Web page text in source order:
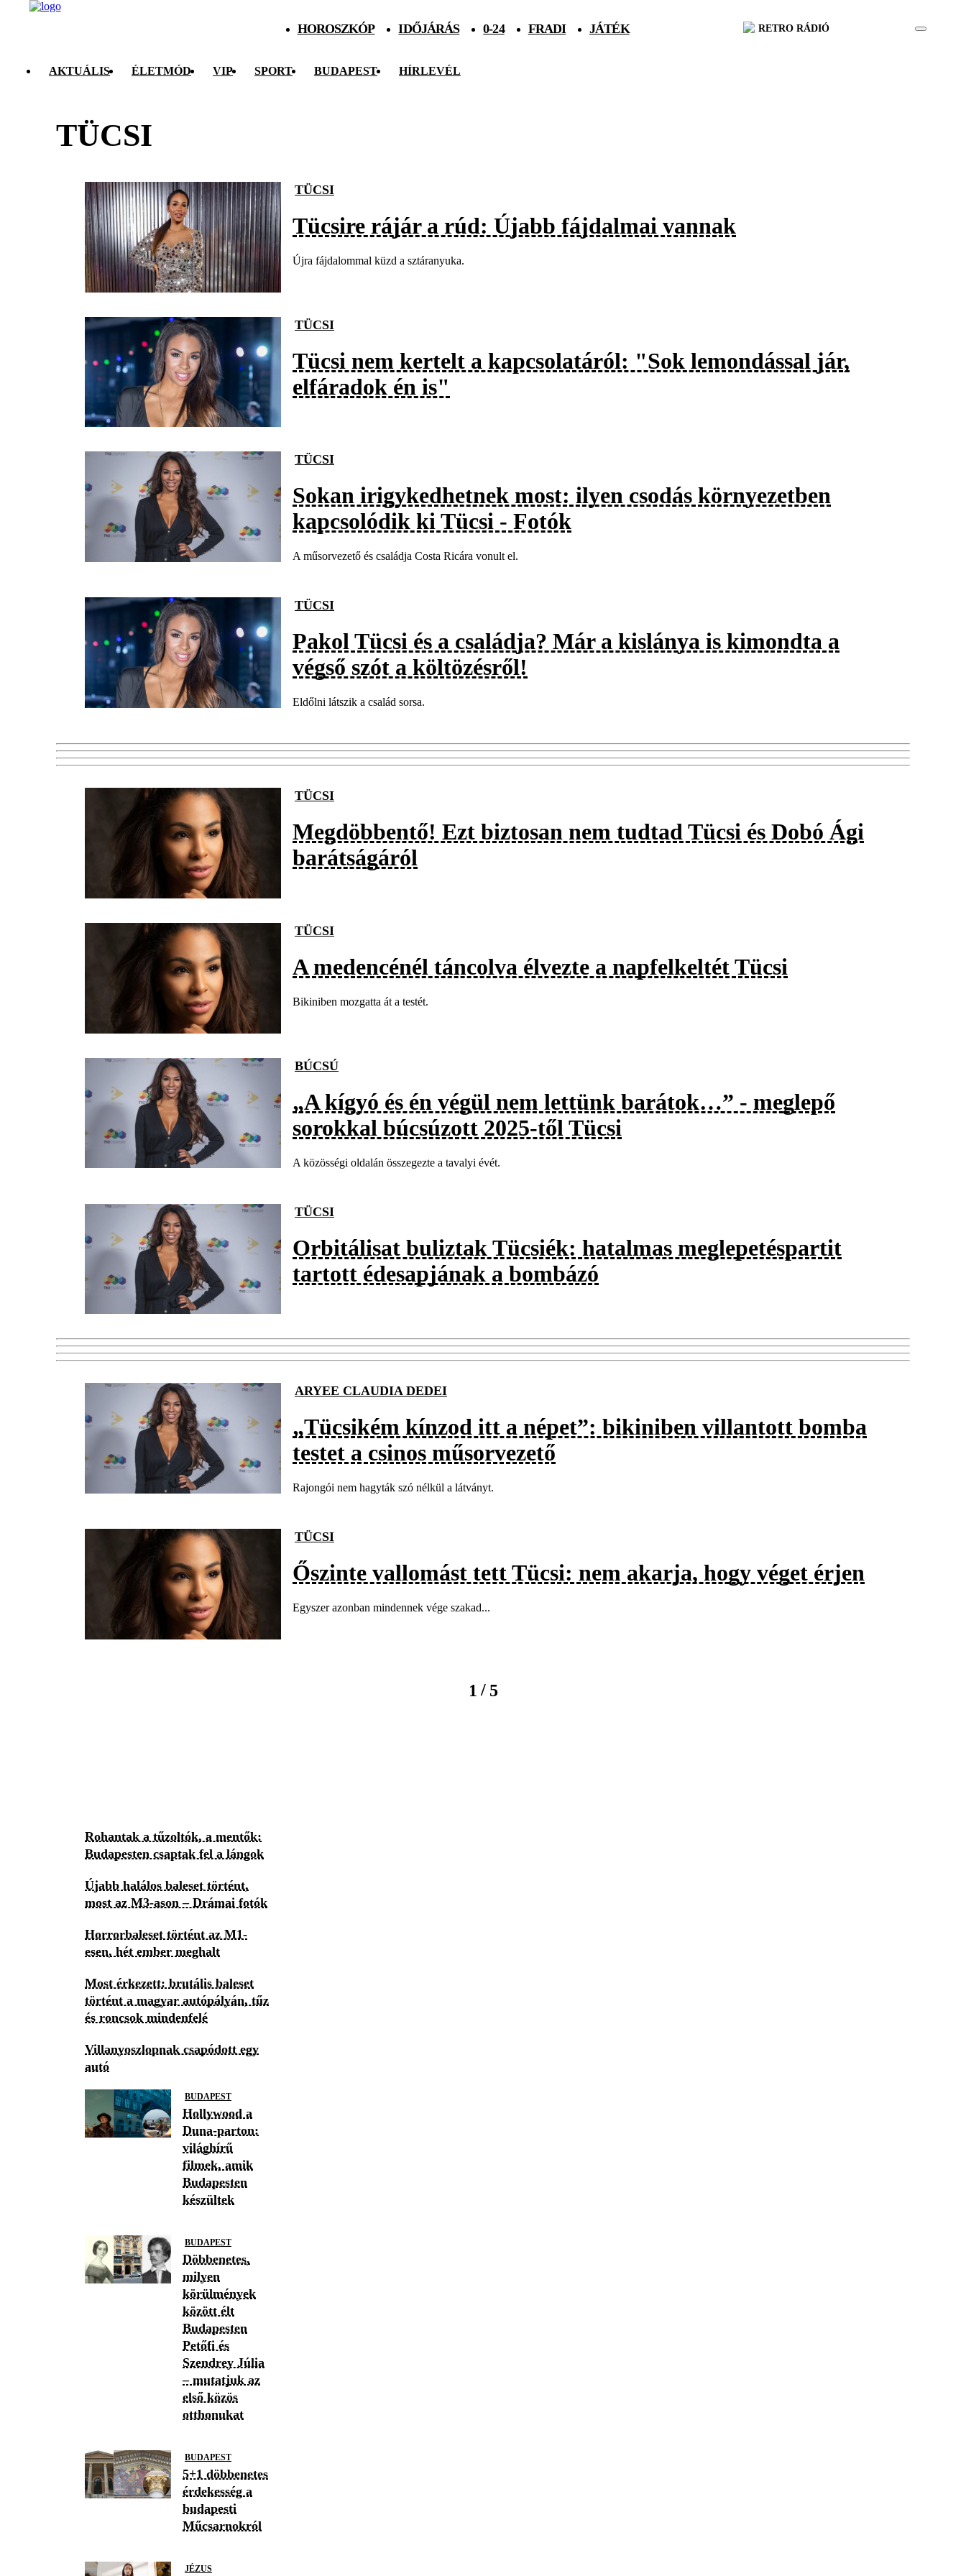
HOROSZKÓP IDŐJÁRÁS 0-24 FRADI JÁTÉK RETRO RÁDIÓ
AKTUÁLIS ÉLETMÓD VIP SPORT BUDAPEST HÍRLEVÉL
TÜCSI
TÜCSI
Tücsire rájár a rúd: Újabb fájdalmai vannak
Újra fájdalommal küzd a sztáranyuka.
TÜCSI
Tücsi nem kertelt a kapcsolatáról: "Sok lemondással jár,
elfáradok én is"
TÜCSI
Sokan irigykedhetnek most: ilyen csodás környezetben
kapcsolódik ki Tücsi - Fotók
A műsorvezető és családja Costa Ricára vonult el.
TÜCSI
Pakol Tücsi és a családja? Már a kislánya is kimondta a
végső szót a költözésről!
Eldőlni látszik a család sorsa.
TÜCSI
Megdöbbentő! Ezt biztosan nem tudtad Tücsi és Dobó Ági
barátságáról
TÜCSI
A medencénél táncolva élvezte a napfelkeltét Tücsi
Bikiniben mozgatta át a testét.
BÚCSÚ
„A kígyó és én végül nem lettünk barátok…” - meglepő
sorokkal búcsúzott 2025-től Tücsi
A közösségi oldalán összegezte a tavalyi évét.
TÜCSI
Orbitálisat buliztak Tücsiék: hatalmas meglepetéspartit
tartott édesapjának a bombázó
ARYEE CLAUDIA DEDEI
„Tücsikém kínzod itt a népet”: bikiniben villantott bomba
testet a csinos műsorvezető
Rajongói nem hagyták szó nélkül a látványt.
TÜCSI
Őszinte vallomást tett Tücsi: nem akarja, hogy véget érjen
Egyszer azonban mindennek vége szakad...
1 / 5
Rohantak a tűzoltók, a mentők:
Budapesten csaptak fel a lángok
Újabb halálos baleset történt,
most az M3-ason – Drámai fotók
Horrorbaleset történt az M1-
esen, hét ember meghalt
Most érkezett: brutális baleset
történt a magyar autópályán, tűz
és roncsok mindenfelé
Villanyoszlopnak csapódott egy
autó
BUDAPEST
Hollywood a
Duna-parton:
világhírű
filmek, amik
Budapesten
készültek
BUDAPEST
Döbbenetes,
milyen
körülmények
között élt
Budapesten
Petőfi és
Szendrey Júlia
– mutatjuk az
első közös
otthonukat
BUDAPEST
5+1 döbbenetes
érdekesség a
budapesti
Műcsarnokról
JÉZUS